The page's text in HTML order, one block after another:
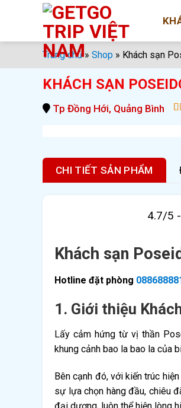
Trang chủ» Shop » Khách sạn
KHÁCH SẠN
Tp Đồng Hới, Quảng Bình
CHI TIẾT SẢN PHẨM
4.7/5
Khách sạn
Hotline đặt phòng
1. Giới thiệu
Lấy cảm hứng từ vị thần
khung cảnh bao la bao la của
Bên cạnh đó, với kiến ​​trúc
sự lựa chọn hàng đầu, chiêu